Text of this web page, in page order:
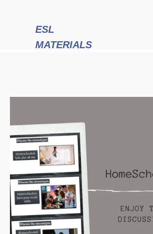
ESL
MATERIALS